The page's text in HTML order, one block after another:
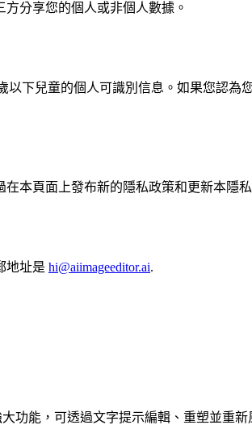
分享您的個人或非個人數據。
以下兒童的個人可識別信息。如果您認
本頁面上發布新的隱私政策和更新本隱
地址是 hi@aiimageeditor.ai.
功能，可透過文字提示編輯、重塑並重新